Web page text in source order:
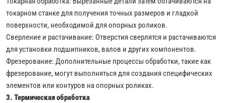
токарном станке для получения точных размеров и гладкой
поверхности, необходимой для опорных роликов.
Сверление и растачивание: Отверстия сверлятся и растачиваются
для установки подшипников, валов и других компонентов.
Фрезерование: Дополнительные процессы обработки, такие как
фрезерование, могут выполняться для создания специфических
элементов или контуров на опорных роликах.
3. Термическая обработка